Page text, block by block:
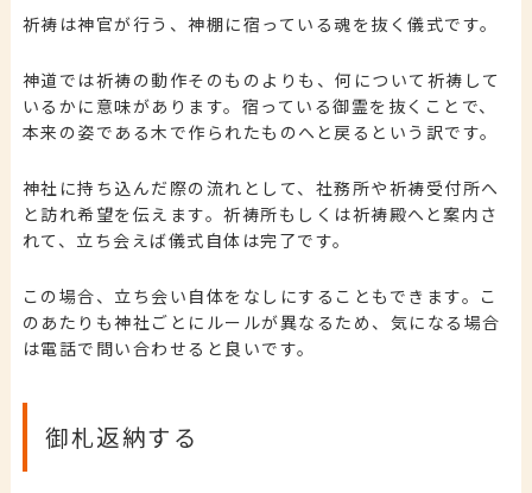
祈祷は神官が行う、神棚に宿っている魂を抜く儀式です。
神道では祈祷の動作そのものよりも、何について祈祷して
いるかに意味があります。宿っている御霊を抜くことで、
本来の姿である木で作られたものへと戻るという訳です。
神社に持ち込んだ際の流れとして、社務所や祈祷受付所へ
と訪れ希望を伝えます。祈祷所もしくは祈祷殿へと案内さ
れて、立ち会えば儀式自体は完了です。
この場合、立ち会い自体をなしにすることもできます。 こ
のあたりも神社ごとにルールが異なるため、気になる場合
は電話で問い合わせると良いです。
御札返納する